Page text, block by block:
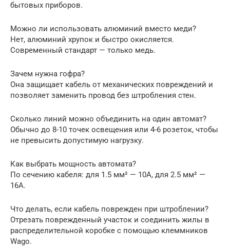
бытовых приборов.
Можно ли использовать алюминий вместо меди?
Нет, алюминий хрупок и быстро окисляется.
Современный стандарт — только медь.
Зачем нужна гофра?
Она защищает кабель от механических повреждений и
позволяет заменить провод без штробления стен.
Сколько линий можно объединить на один автомат?
Обычно до 8-10 точек освещения или 4-6 розеток, чтобы
не превысить допустимую нагрузку.
Как выбрать мощность автомата?
По сечению кабеля: для 1.5 мм² — 10А, для 2.5 мм² —
16А.
Что делать, если кабель поврежден при штроблении?
Отрезать поврежденный участок и соединить жилы в
распределительной коробке с помощью клеммников
Wago.